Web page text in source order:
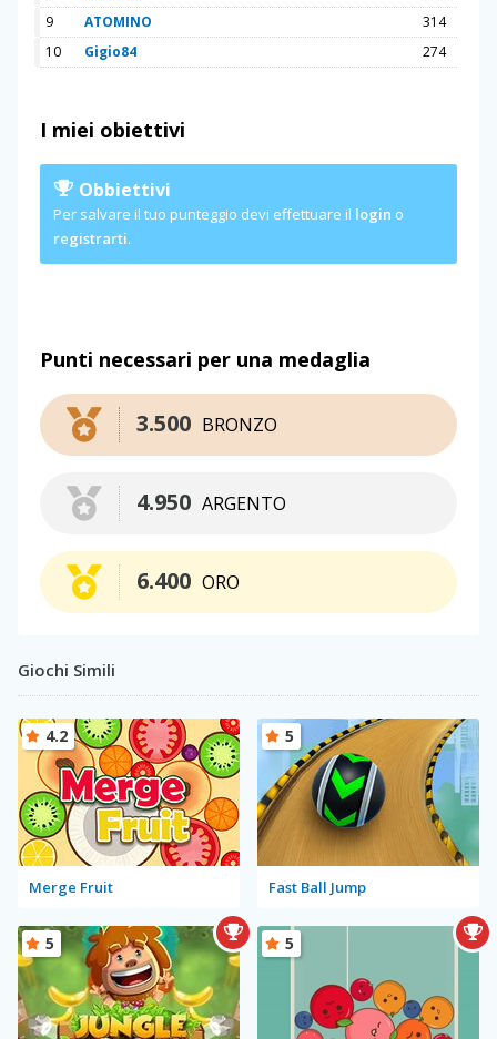
9
ATOMINO
314
10
Gigio84 274
I miei obiettivi
Obbiettivi
Per salvare il tuo punteggio devi effettuare il login o
registrarti.
Punti necessari per una medaglia
BRONZO
3.500
ARGENTO
4.950
ORO
6.400
Giochi Simili
Merge Fruit
4.2
Fast Ball Jump
5
5 5